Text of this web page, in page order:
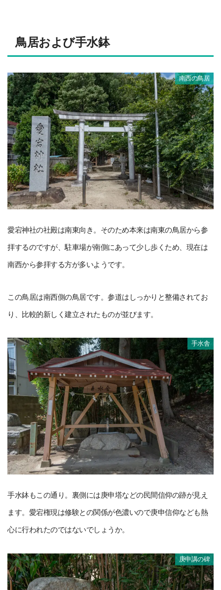
鳥居および手水鉢
南西の鳥居
愛宕神社の社殿は南東向き。そのため本来は南東の鳥居から参
拝するのですが、駐車場が南側にあって少し歩くため、現在は
南西から参拝する方が多いようです。
この鳥居は南西側の鳥居です。参道はしっかりと整備されてお
り、比較的新しく建立されたものが並びます。
手水舎
手水鉢もこの通り。裏側には庚申塔などの民間信仰の跡が見え
ます。愛宕権現は修験との関係が色濃いので庚申信仰なども熱
心に行われたのではないでしょうか。
庚申講の碑